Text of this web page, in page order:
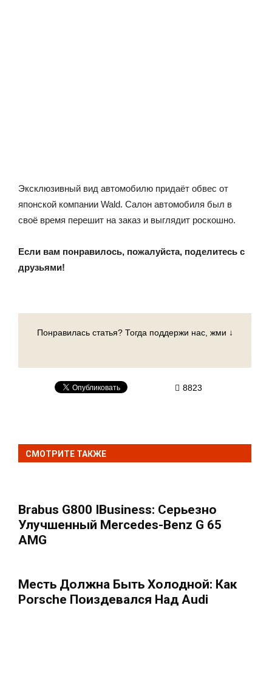
Эксклюзивный вид автомобилю придаёт обвес от
японской компании Wald. Салон автомобиля был в
своё время перешит на заказ и выглядит роскошно.
Если вам понравилось, пожалуйста, поделитесь с
друзьями!
Понравилась статья? Тогда поддержи нас, жми ↓
8823
СМОТРИТЕ ТАКЖЕ
Brabus G800 IBusiness: Серьезно
Улучшенный Mercedes-Benz G 65
AMG
Месть Должна Быть Холодной: Как
Porsche Поиздевался Над Audi